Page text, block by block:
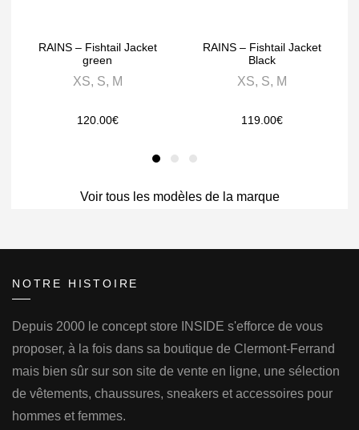
RAINS – Fishtail Jacket
green
XS, S, M
120.00€
RAINS – Fishtail Jacket
Black
XS, S, M
119.00€
Voir tous les modèles de la marque
NOTRE HISTOIRE
Depuis 2000 le concept store INSIDE s'efforce de vous
proposer, à la fois dans sa boutique de Clermont-Ferrand
mais bien sûr sur son site de vente en ligne, une sélection
de vêtements, chaussures, sneakers et accessoires pour
hommes et femmes.